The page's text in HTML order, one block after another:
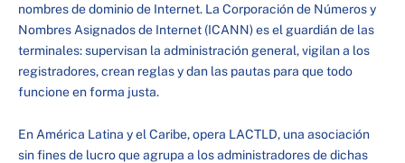
nombres de dominio de Internet. La Corporación de Números y
Nombres Asignados de Internet (ICANN) es el guardián de las
terminales: supervisan la administración general, vigilan a los
registradores, crean reglas y dan las pautas para que todo
funcione en forma justa.
En América Latina y el Caribe, opera LACTLD, una asociación
sin fines de lucro que agrupa a los administradores de dichas